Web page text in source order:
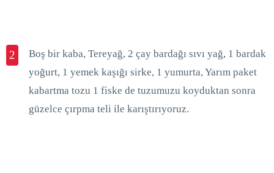
2
Boş bir kaba, Tereyağ, 2 çay bardağı sıvı yağ, 1 bardak
yoğurt, 1 yemek kaşığı sirke, 1 yumurta, Yarım paket
kabartma tozu 1 fiske de tuzumuzu koyduktan sonra
güzelce çırpma teli ile karıştırıyoruz.